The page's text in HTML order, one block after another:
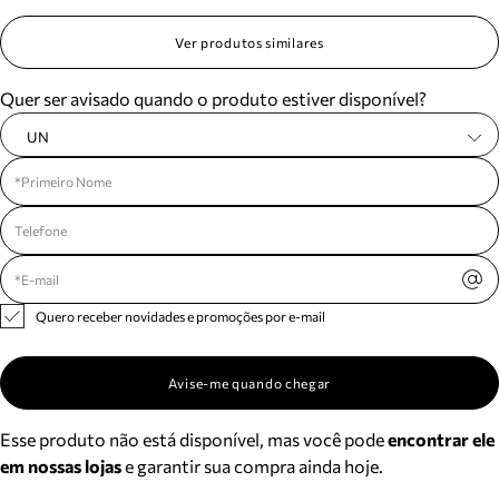
Acompanhe seus pedidos e solicite devoluções.
Ver produtos similares
Quer ser avisado quando o produto estiver disponível?
UN
Quero receber novidades e promoções por e-mail
Avise-me quando chegar
Esse produto não está disponível, mas você podeencontrar ele
em nossas lojase garantir sua compra ainda hoje.